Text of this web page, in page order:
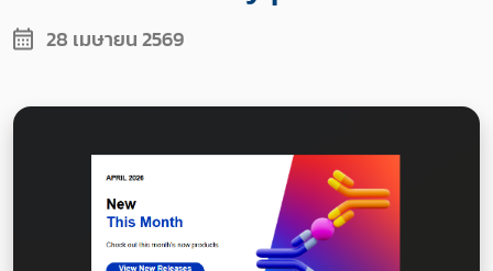
28 เมษายน 2569